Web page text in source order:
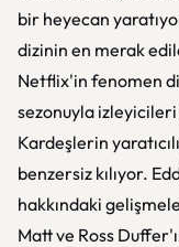
bir heyecan
dizinin en merak
Netflix'in fenomen
sezonuyla
Kardeşlerin
benzersiz kılıyor.
hakkındaki
Matt ve Ross